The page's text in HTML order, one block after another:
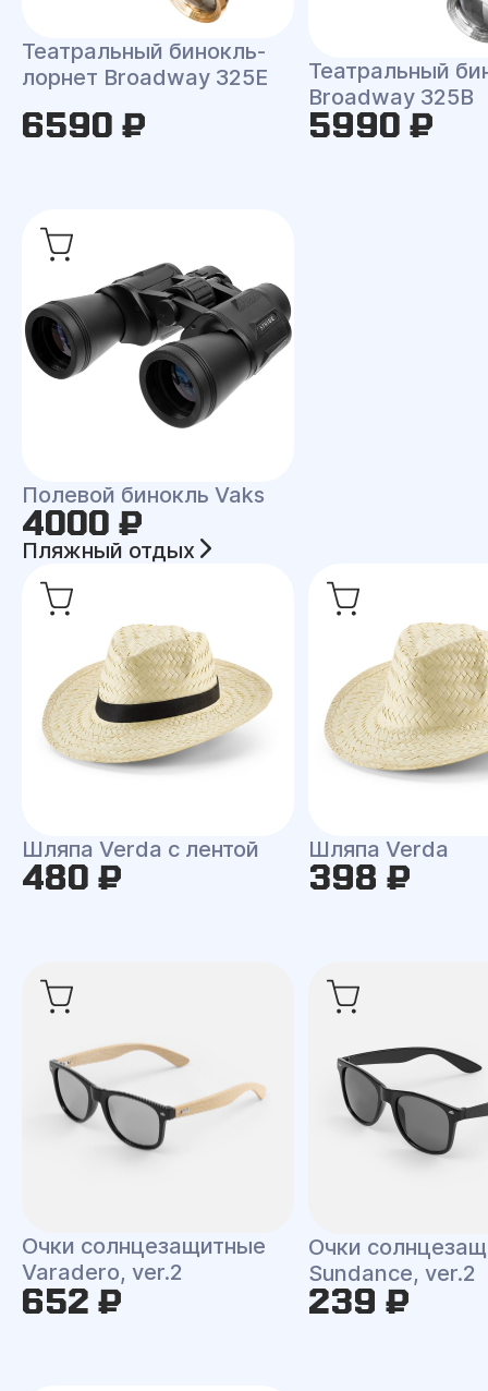
Театральный бинокль-
лорнет Broadway 325E
6590 ₽
Театральный
Broadway 325B
5990 ₽
Полевой бинокль Vaks
4000 ₽
Пляжный отдых
Шляпа Verda с лентой
480 ₽
Шляпа Verda
398 ₽
Очки солнцезащитные
Varadero, ver.2
652 ₽
Очки
Sundance, ver.2
239 ₽